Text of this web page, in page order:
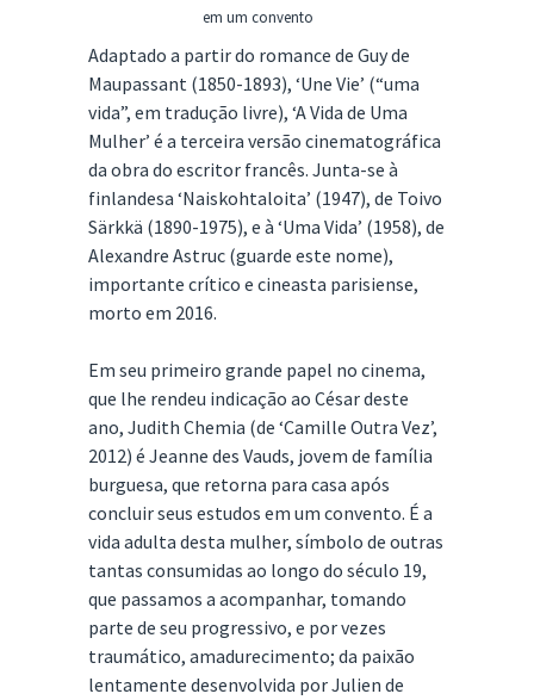
em um convento
Adaptado a partir do romance de Guy de
Maupassant (1850-1893), ‘Une Vie’ (“uma
vida”, em tradução livre), ‘A Vida de Uma
Mulher’ é a terceira versão cinematográfica
da obra do escritor francês. Junta-se à
finlandesa ‘Naiskohtaloita’ (1947), de Toivo
Särkkä (1890-1975), e à ‘Uma Vida’ (1958), de
Alexandre Astruc (guarde este nome),
importante crítico e cineasta parisiense,
morto em 2016.
Em seu primeiro grande papel no cinema,
que lhe rendeu indicação ao César deste
ano, Judith Chemia (de ‘Camille Outra Vez’,
2012) é Jeanne des Vauds, jovem de família
burguesa, que retorna para casa após
concluir seus estudos em um convento. É a
vida adulta desta mulher, símbolo de outras
tantas consumidas ao longo do século 19,
que passamos a acompanhar, tomando
parte de seu progressivo, e por vezes
traumático, amadurecimento; da paixão
lentamente desenvolvida por Julien de